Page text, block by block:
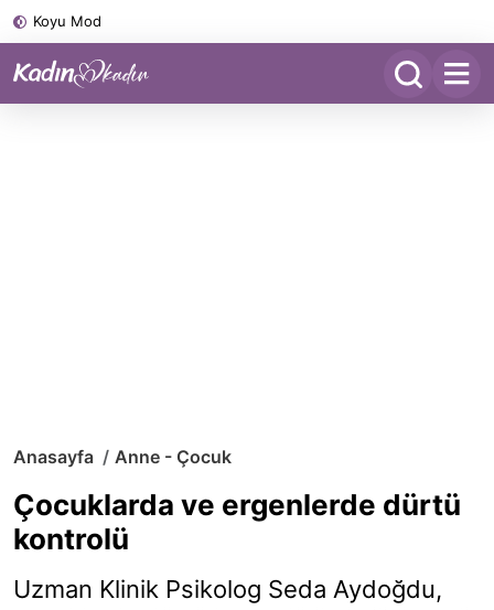
Koyu Mod
Anasayfa Anne - Çocuk
Çocuklarda ve ergenlerde dürtü
kontrolü
Uzman Klinik Psikolog Seda Aydoğdu,